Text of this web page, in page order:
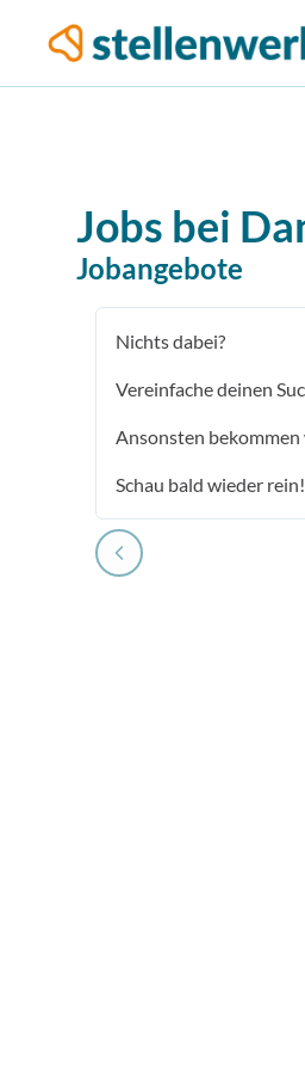
Jobs bei
Jobangebote
Nichts dabei?
Vereinfache deinen
Ansonsten
Schau bald wieder rein!